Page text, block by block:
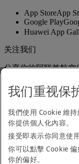
App StoreApp
Google Play
Huawei App
关注我们
分享你的阿联酋航空
联系我们
隐私政策
条款与细则
Cookie 政策
网络安全
我们重视保
我們使用 Cookie 維
你提供個人化內容。
接受即表示你同意使
你可以點擊 Cookie
你的偏好。